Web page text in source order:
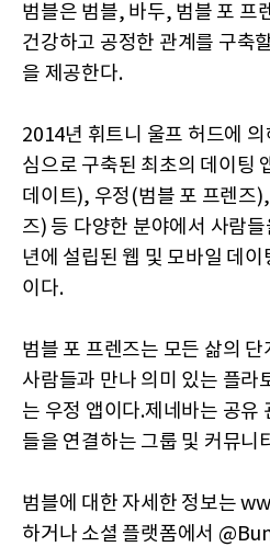
범블은 범블, 바두, 범블 포 프
건강하고 공정한 관계를 구축
을 제공한다.
2014년 휘트니 울프 허드에
심으로 구축된 최초의 데이팅
데이트), 우정(범블 포 프렌즈
즈) 등 다양한 분야에서 사람
년에 설립된 웹 및 모바일 데
이다.
범블 포 프렌즈는 모든 삶의
사람들과 만나 의미 있는 플라
는 우정 앱이다.제네바는 공유
들을 연결하는 그룹 및 커뮤니
범블에 대한 자세한 정보는
하거나 소셜 플랫폼에서